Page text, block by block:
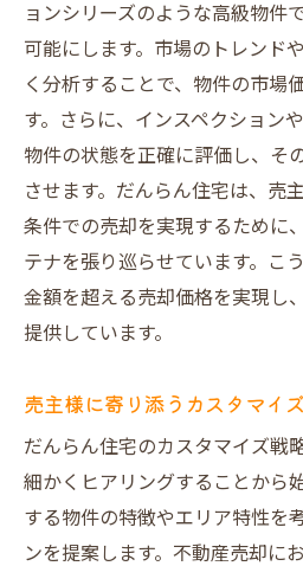
他物件との差別化を
透明性を確保するため
買主に信頼される物
だんらん住宅のオリジナ
の決め手に
デザイン図面が売却
オリジナルデザイン
買主の注目を集める
設計から考える付加価
大阪市唯一のセラーズエ
高額売却成功
大阪市でのセラーズ
ョンシリーズのような高級物件
可能にします。市場のトレンド
く分析することで、物件の市場
す。さらに、インスペクション
物件の状態を正確に評価し、そ
させます。だんらん住宅は、売
条件での売却を実現するために
テナを張り巡らせています。こ
金額を超える売却価格を実現し
提供しています。
売主様に寄り添うカスタマイ
だんらん住宅のカスタマイズ戦
細かくヒアリングすることから
する物件の特徴やエリア特性を
ンを提案します。不動産売却に